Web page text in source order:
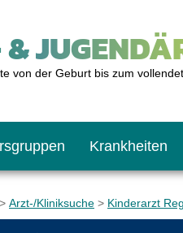
von der Geburt bis zum
Das erste Jahr
Krankheiten
Baby: U1 bis U6
Impfkalender
Notrufnummern
Notdienste
BMI-Rechner
> Arzt-/Kliniksuche > Kinderarzt